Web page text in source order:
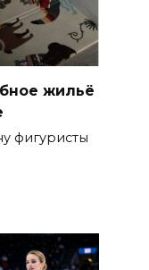
жильё
фигуристы